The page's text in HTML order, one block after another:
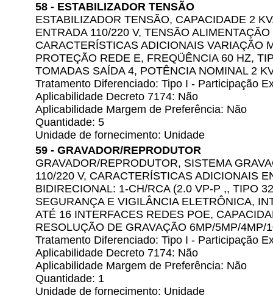
58 - ESTABILIZADOR TENSÃO
ESTABILIZADOR TENSÃO, CAPACIDADE 2
ENTRADA 110/220 V, TENSÃO
CARACTERÍSTICAS ADICIONAIS VARIAÇÃO
PROTEÇÃO REDE E, FREQÜÊNCIA 60 HZ,
TOMADAS SAÍDA 4, POTÊNCIA NOMINAL 2
Tratamento Diferenciado: Tipo I - Participação
Aplicabilidade Decreto 7174: Não
Aplicabilidade Margem de Preferência: Não
Quantidade: 5
Unidade de fornecimento: Unidade
59 - GRAVADOR/REPRODUTOR
GRAVADOR/REPRODUTOR, SISTEMA
110/220 V, CARACTERÍSTICAS ADICIONAIS
BIDIRECIONAL: 1-CH/RCA (2.0 VP-P ,, TIPO
SEGURANÇA E VIGILÂNCIA ELETRÔNICA,
ATÉ 16 INTERFACES REDES POE,
RESOLUÇÃO DE GRAVAÇÃO 6MP/5MP/4MP/
Tratamento Diferenciado: Tipo I - Participação
Aplicabilidade Decreto 7174: Não
Aplicabilidade Margem de Preferência: Não
Quantidade: 1
Unidade de fornecimento: Unidade